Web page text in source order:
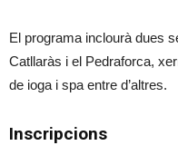
El programa inclourà dues
Catllaràs i el Pedraforca,
de ioga i spa entre d’altres.
Inscripcions